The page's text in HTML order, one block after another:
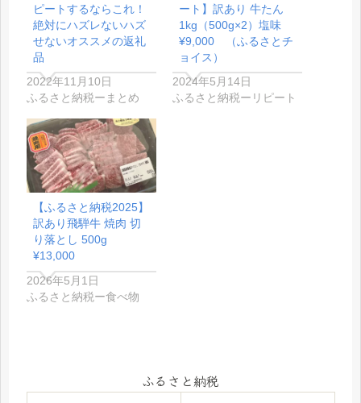
ピートするならこれ！
絶対にハズレないハズ
せないオススメの返礼
品
2022年11月10日
ふるさと納税ーまとめ
ート】訳あり 牛たん
1kg（500g×2）塩味
¥9,000 （ふるさとチ
ョイス）
2024年5月14日
ふるさと納税ーリピート
【ふるさと納税2025】
訳あり飛騨牛 焼肉 切
り落とし 500g
¥13,000
2026年5月1日
ふるさと納税ー食べ物
ふるさと納税